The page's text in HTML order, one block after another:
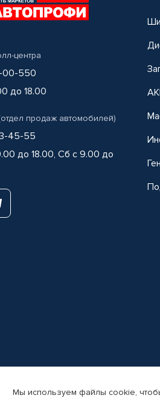
центра
00-550
до 18.00
продаж автомобилей)
45-55
до 18.00, Сб с 9.00 до
ДОНЕЦК, 2015-2026. Все права
Мы используем файлы cookie,